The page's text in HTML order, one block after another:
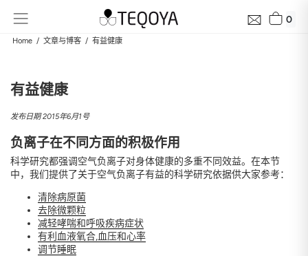
0
Home 文章与博客 有益健康
有益健康
发布日期 2015年6月1号
负离子在不同方面的积极作用
科学研究都强调空气负离子对身体健康的多重不同效益。在本节
中，我们提供了关于空气负离子有益的科学研究依据供大家参考：
清除病原菌
去除微颗粒
减轻哮喘和呼吸疾病症状
有利血液氧合,血压和心率
调节睡眠